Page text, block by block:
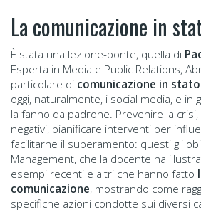
La comunicazione in
È stata una lezione-ponte, quella di
Esperta in Media e Public Relations,
particolare di comunicazione in
oggi, naturalmente, i social media, e in
la fanno da padrone. Prevenire la
negativi, pianificare interventi per
facilitarne il superamento: questi gli
Management, che la docente ha
esempi recenti e altri che hanno fatto
comunicazione, mostrando come
specifiche azioni condotte sui diversi